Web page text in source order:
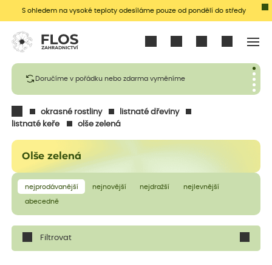
S ohledem na vysoké teploty odesíláme pouze od pondělí do středy
Doručíme v pořádku nebo zdarma vyměníme
okrasné rostliny
listnaté dřeviny
listnaté keře
olše zelená
Olše zelená
nejprodávanější nejnovější nejdražší nejlevnější
abecedně
Filtrovat